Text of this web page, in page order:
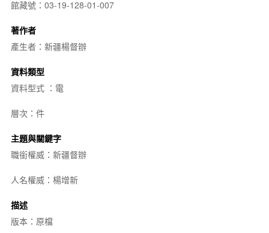
館藏號：03-19-128-01-007
著作者
產生者：新疆楊督辦
資料類型
資料型式 ：電
層次：件
主題與關鍵字
職銜權威：新疆督辦
人名權威：楊增新
描述
版本：原檔